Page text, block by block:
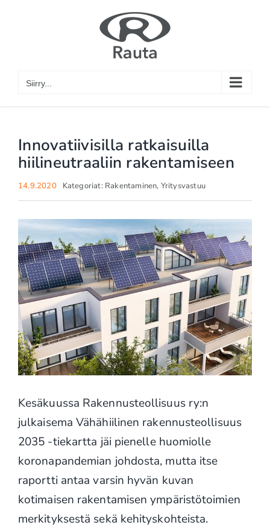
Siirry...
Innovatiivisilla ratkaisuilla
hiilineutraaliin rakentamiseen
14.9.2020 Kategoriat: Rakentaminen, Yritysvastuu
Kesäkuussa Rakennusteollisuus ry:n
julkaisema Vähähiilinen rakennusteollisuus
2035 -tiekartta jäi pienelle huomiolle
koronapandemian johdosta, mutta itse
raportti antaa varsin hyvän kuvan
kotimaisen rakentamisen ympäristötoimien
merkityksestä sekä kehityskohteista.